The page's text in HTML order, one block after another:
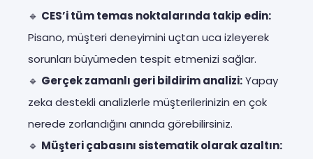
🔹 CES’i tüm temas noktalarında takip edin:
Pisano, müşteri deneyimini uçtan uca izleyerek
sorunları büyümeden tespit etmenizi sağlar.
🔹 Gerçek zamanlı geri bildirim analizi:Yapay
zeka destekli analizlerle müşterilerinizin en çok
nerede zorlandığını anında görebilirsiniz.
🔹 Müşteri çabasını sistematik olarak azaltın: